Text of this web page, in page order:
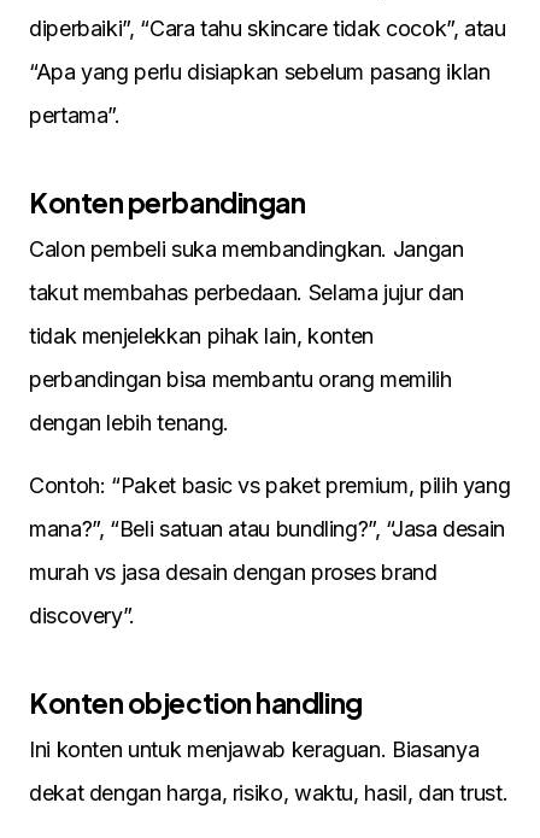
diperbaiki”, “Cara tahu skincare tidak cocok”, atau
“Apa yang perlu disiapkan sebelum pasang iklan
pertama”.
Konten perbandingan
Calon pembeli suka membandingkan. Jangan
takut membahas perbedaan. Selama jujur dan
tidak menjelekkan pihak lain, konten
perbandingan bisa membantu orang memilih
dengan lebih tenang.
Contoh: “Paket basic vs paket premium, pilih yang
mana?”, “Beli satuan atau bundling?”, “Jasa desain
murah vs jasa desain dengan proses brand
discovery”.
Konten objection handling
Ini konten untuk menjawab keraguan. Biasanya
dekat dengan harga, risiko, waktu, hasil, dan trust.